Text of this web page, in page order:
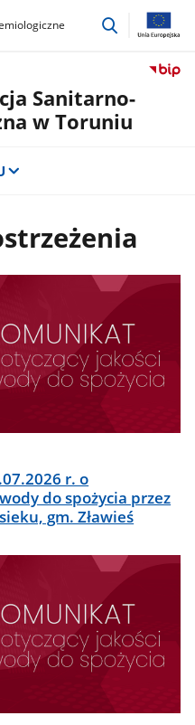
przejdź
Sanitarno-
w Toruniu
r. o
do spożycia przez
gm. Zławieś